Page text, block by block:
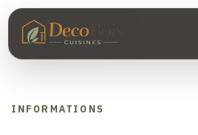
INFORMATIONS